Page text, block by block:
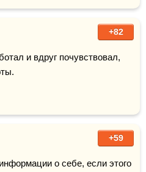
+82
и вдруг почувствовал,
+59
о себе, если этого